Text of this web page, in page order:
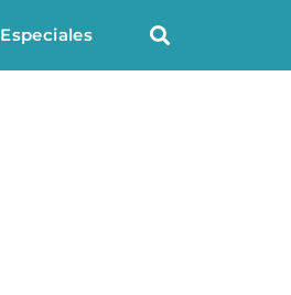
Especiales